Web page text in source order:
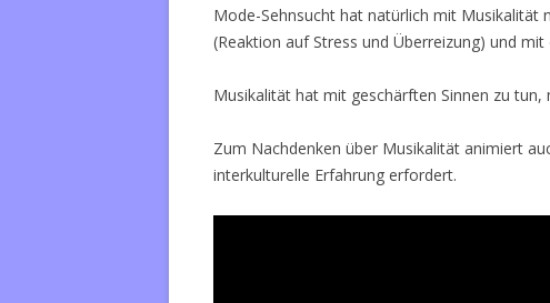
Mode-Sehnsucht hat natürlich mit Musikalität
(Reaktion auf Stress und Überreizung) und
Musikalität hat mit geschärften Sinnen zu
Zum Nachdenken über Musikalität animiert
interkulturelle Erfahrung erfordert.